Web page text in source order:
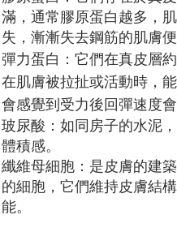
滿，通常膠原蛋白越多，
失，漸漸失去鋼筋的肌膚
彈力蛋白：它們在真皮層
在肌膚被拉扯或活動時，
會感覺到受力後回彈速度
玻尿酸：如同房子的水泥
體積感。
纖維母細胞：是皮膚的建
的細胞，它們維持皮膚結
能。